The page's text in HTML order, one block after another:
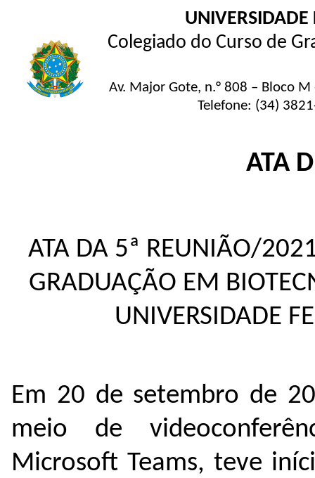
UNIVERSIDADE
Colegiado do Curso de
Av. Major Gote, n.° 808 – Bloco
Telefone: (34)
ATA
ATA DA 5ª REUNIÃO/
GRADUAÇÃO EM
UNIVERSIDADE
Em 20 de setembro de
meio de
Microsoft Teams, teve